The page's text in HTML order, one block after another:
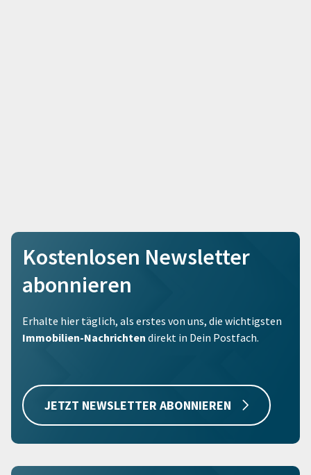
Kostenlosen Newsletter
abonnieren
Erhalte hier täglich, als erstes von uns, die wichtigsten
Immobilien-Nachrichten direkt in Dein Postfach.
JETZT NEWSLETTER ABONNIEREN